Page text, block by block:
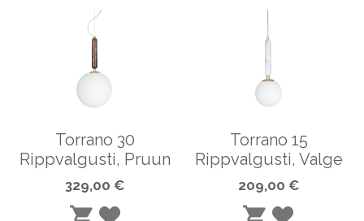
Torrano 30
Rippvalgusti, Pruun
329,00 €
Torrano 15
Rippvalgusti, Valge
209,00 €